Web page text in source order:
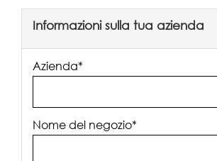
Informazioni sulla tua azienda
Azienda*
Nome del negozio*